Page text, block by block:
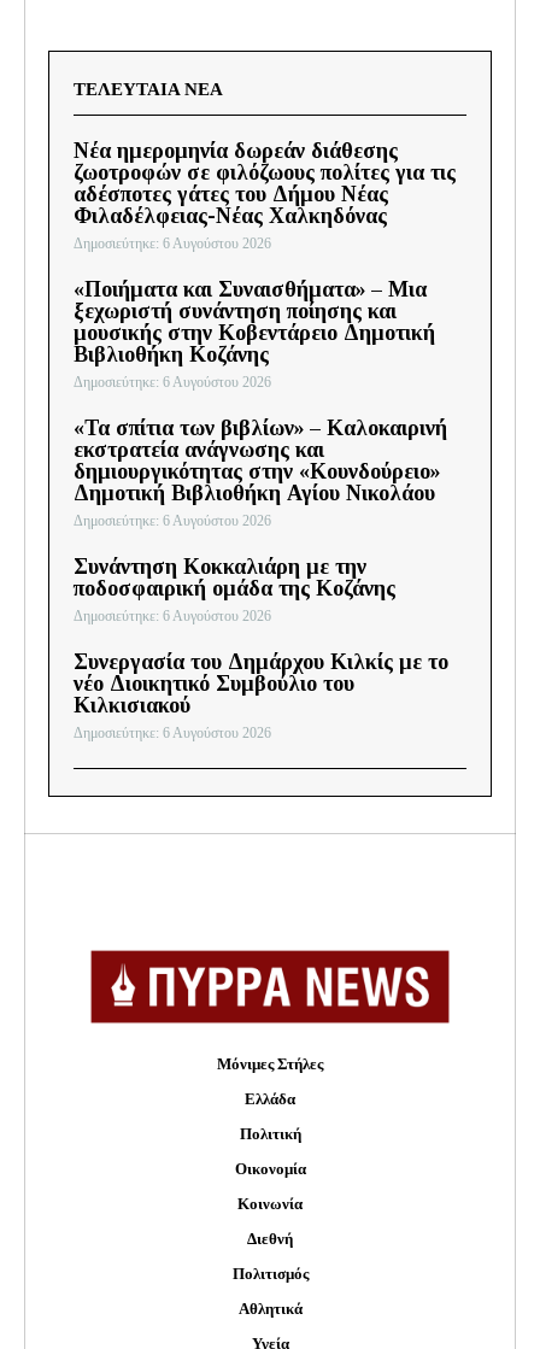
ΤΕΛΕΥΤΑΙΑ ΝΕΑ
Νέα ημερομηνία δωρεάν διάθεσης
ζωοτροφών σε φιλόζωους πολίτες για τις
αδέσποτες γάτες του Δήμου Νέας
Φιλαδέλφειας-Νέας Χαλκηδόνας
Δημοσιεύτηκε: 6 Αυγούστου 2026
«Ποιήματα και Συναισθήματα» – Μια
ξεχωριστή συνάντηση ποίησης και
μουσικής στην Κοβεντάρειο Δημοτική
Βιβλιοθήκη Κοζάνης
Δημοσιεύτηκε: 6 Αυγούστου 2026
«Τα σπίτια των βιβλίων» – Καλοκαιρινή
εκστρατεία ανάγνωσης και
δημιουργικότητας στην «Κουνδούρειο»
Δημοτική Βιβλιοθήκη Αγίου Νικολάου
Δημοσιεύτηκε: 6 Αυγούστου 2026
Συνάντηση Κοκκαλιάρη με την
ποδοσφαιρική ομάδα της Κοζάνης
Δημοσιεύτηκε: 6 Αυγούστου 2026
Συνεργασία του Δημάρχου Κιλκίς με το
νέο Διοικητικό Συμβούλιο του
Κιλκισιακού
Δημοσιεύτηκε: 6 Αυγούστου 2026
Μόνιμες Στήλες
Ελλάδα
Πολιτική
Οικονομία
Κοινωνία
Διεθνή
Πολιτισμός
Αθλητικά
Υγεία